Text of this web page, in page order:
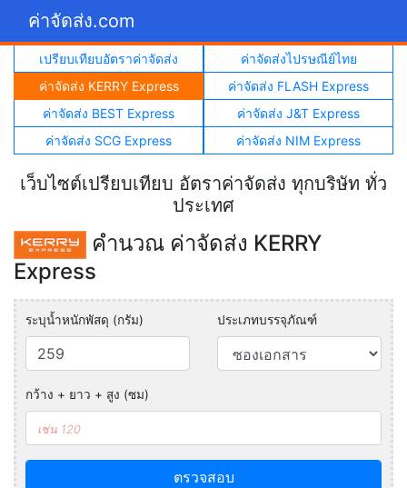
ค่าจัดส่ง.com
เปรียบเทียบอัตราค่าจัดส่ง
ค่าจัดส่งไปรษณีย์ไทย
ค่าจัดส่ง KERRY Express
ค่าจัดส่ง FLASH Express
ค่าจัดส่ง BEST Express
ค่าจัดส่ง J&T Express
ค่าจัดส่ง SCG Express
ค่าจัดส่ง NIM Express
เว็บไซต์เปรียบเทียบ อัตราค่าจัดส่ง ทุกบริษัท ทั่ว
ประเทศ
คำนวณ ค่าจัดส่ง KERRY
Express
ระบุน้ำหนักพัสดุ (กรัม) ประเภทบรรจุภัณฑ์
กว้าง + ยาว + สูง (ซม)
ตรวจสอบ